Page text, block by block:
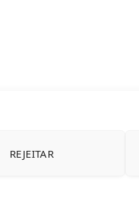
REJEITAR